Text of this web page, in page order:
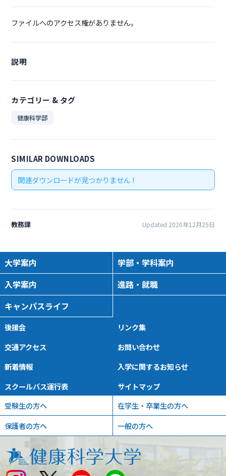
ファイルへのアクセス権がありません。
説明
カテゴリー & タグ
健康科学部
SIMILAR DOWNLOADS
関連ダウンロードが見つかりません !
教務課 Updated 2020年12月25日
大学案内
学部・学科案内
入学案内
進路・就職
キャンパスライフ
後援会
リンク集
交通アクセス
お問い合わせ
新着情報
入学に関するお知らせ
スクールバス運行表
サイトマップ
受験生の方へ
在学生・卒業生の方へ
保護者の方へ
一般の方へ